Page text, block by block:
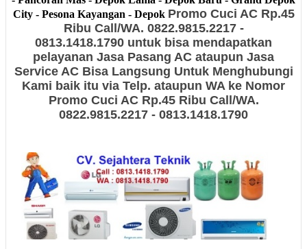
City - Pesona Kayangan - Depok Promo Cuci AC Rp.45
Ribu Call/WA. 0822.9815.2217 -
0813.1418.1790 untuk bisa mendapatkan
pelayanan Jasa Pasang AC ataupun Jasa
Service AC Bisa Langsung Untuk Menghubungi
Kami baik itu via Telp. ataupun WA ke Nomor
Promo Cuci AC Rp.45 Ribu Call/WA.
0822.9815.2217 - 0813.1418.1790